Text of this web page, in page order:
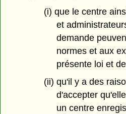
(i) que le centre
et
demande
normes et aux
présente loi et
(ii) qu'il y a des
d'accepter
un centre